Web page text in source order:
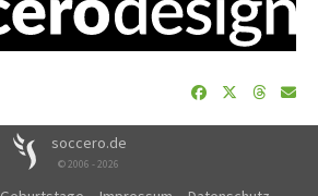
soccero.de
© 2006 - 2026